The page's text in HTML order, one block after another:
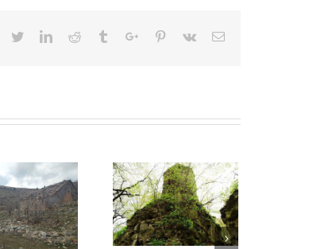
Facebook
TwitterLinkedinReddit TumblrGoogle+Pinterest
Vk Email